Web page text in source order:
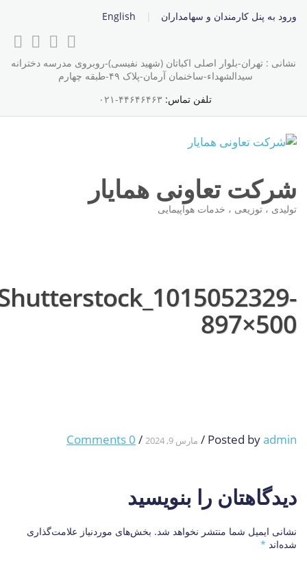
ورود به پنل کارمندان و سهامداران English
نشانی : تهران-بلوار اصلی اکباتان (شهید نفیسی)-روبروی مدرسه دخترانه
سیدالشهداء-ساخنمان آرمان-پلاک ۴۹-طبقه چهارم
تلفن تماس: ۴۴۶۴۶۴۶۳-۰۲۱
شرکت تعاونی همایار
تولیدی ، توزیعی ، خدمات هواپیمایی
897×500
Posted byadmin
/ مارس 9, 2024 /
0 Comments
دیدگاهتان را بنویسید
نشانی ایمیل شما منتشر نخواهد شد. بخش‌های موردنیاز علامت‌گذاری
شده‌اند *